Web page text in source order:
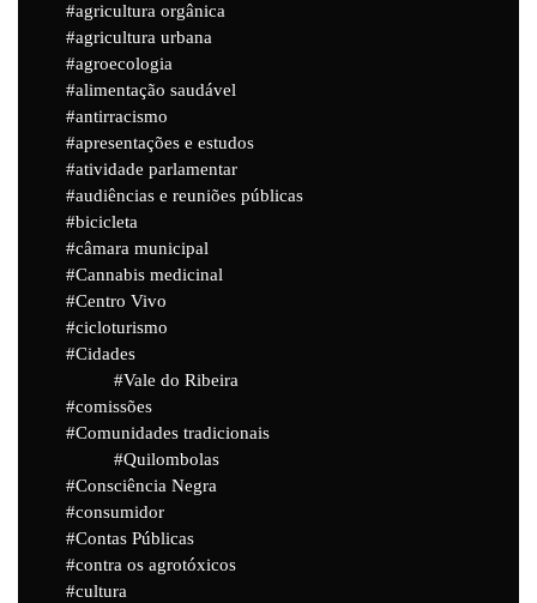
agricultura orgânica
agricultura urbana
agroecologia
alimentação saudável
antirracismo
apresentações e estudos
atividade parlamentar
audiências e reuniões públicas
bicicleta
câmara municipal
Cannabis medicinal
Centro Vivo
cicloturismo
Cidades
Vale do Ribeira
comissões
Comunidades tradicionais
Quilombolas
Consciência Negra
consumidor
Contas Públicas
contra os agrotóxicos
cultura